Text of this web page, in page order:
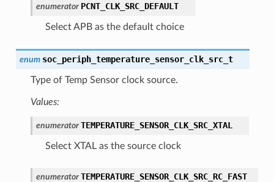
enumerator PCNT_CLK_SRC_DEFAULT
Select APB as the default choice
enum soc_periph_temperature_sensor_clk_src_t
Type of Temp Sensor clock source.
Values:
enumerator TEMPERATURE_SENSOR_CLK_SRC_XTAL
Select XTAL as the source clock
enumerator TEMPERATURE_SENSOR_CLK_SRC_RC_FAST